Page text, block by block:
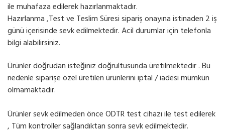
ile muhafaza edilerek hazırlanmaktadır.
Hazırlanma ,Test ve Teslim Süresi sipariş onayına istinaden 2 iş
günü içerisinde sevk edilmektedir. Acil durumlar için telefonla
bilgi alabilirsiniz.
Ürünler doğrudan isteğiniz doğrultusunda üretilmektedir . Bu
nedenle siparişe özel üretilen ürünlerini iptal / iadesi mümkün
olmamaktadır.
Ürünler sevk edilmeden önce ODTR test cihazı ile test edilerek
, Tüm kontroller sağlandıktan sonra sevk edilmektedir.